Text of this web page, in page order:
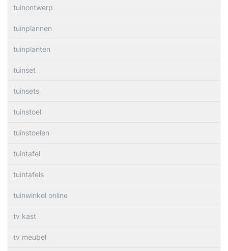
tuinontwerp
tuinplannen
tuinplanten
tuinset
tuinsets
tuinstoel
tuinstoelen
tuintafel
tuintafels
tuinwinkel online
tv kast
tv meubel